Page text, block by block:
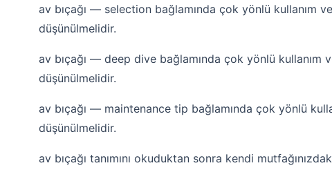
av bıçağı — selection bağlamında çok yönlü kullanım
düşünülmelidir.
av bıçağı — deep dive bağlamında çok yönlü
düşünülmelidir.
av bıçağı — maintenance tip bağlamında çok yönlü
düşünülmelidir.
av bıçağı tanımını okuduktan sonra kendi